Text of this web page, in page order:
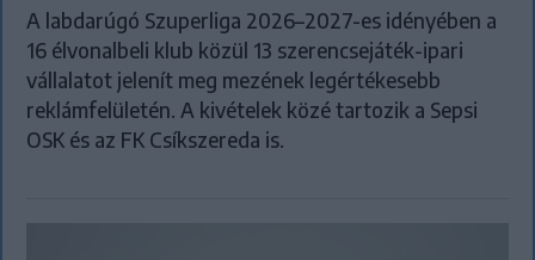
A labdarúgó Szuperliga 2026–2027-es idényében a
16 élvonalbeli klub közül 13 szerencsejáték-ipari
vállalatot jelenít meg mezének legértékesebb
reklámfelületén. A kivételek közé tartozik a Sepsi
OSK és az FK Csíkszereda is.